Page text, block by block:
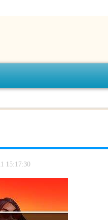
15:17:30